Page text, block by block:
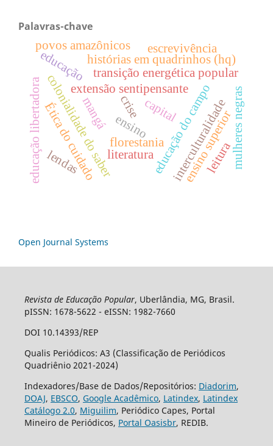
Palavras-chave
extensão sentipensante
colonialidade do saber
educação libertadora florestania
Ética do cuidado educação do campo
interculturalidade
ensino superior
transição energética popular
crise capital
histórias em quadrinhos (hq)
ensino
escrevivência
literatura
educação
mulheres negras
mangá
leitura
lendas
povos amazônicos
Open Journal Systems
Revista de Educação Popular, Uberlândia, MG, Brasil.
pISSN: 1678-5622 - eISSN: 1982-7660
DOI 10.14393/REP
Qualis Periódicos: A3 (Classificação de Periódicos
Quadriênio 2021-2024)
Indexadores/Base de Dados/Repositórios: Diadorim,
DOAJ, EBSCO, Google Acadêmico, Latindex, Latindex
Catálogo 2.0, Miguilim, Periódico Capes, Portal
Mineiro de Periódicos, Portal Oasisbr, REDIB.